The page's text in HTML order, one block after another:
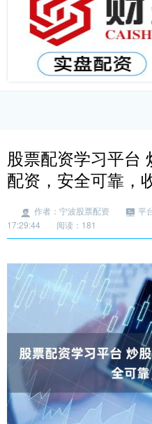
股票配资学习平台
配资，安全可靠，
作者：宁波股票配资 平
17:29:44
阅读：181